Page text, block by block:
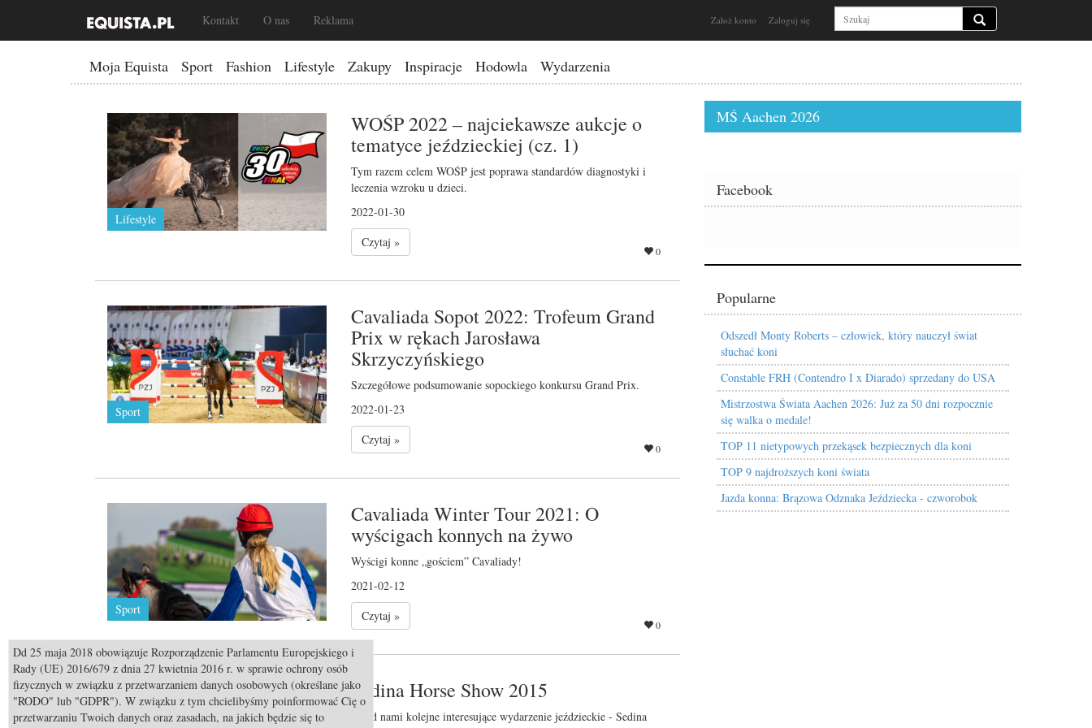
Kontakt O nas Reklama Założ konto Zaloguj się
Moja Equista Sport Fashion Lifestyle Zakupy Inspiracje Hodowla Wydarzenia
Lifestyle
WOŚP 2022 – najciekawsze aukcje o
tematyce jeździeckiej (cz. 1)
Tym razem celem WOŚP jest poprawa standardów diagnostyki i
leczenia wzroku u dzieci.
2022-01-30
Czytaj »
0
Sport
Cavaliada Sopot 2022: Trofeum Grand
Prix w rękach Jarosława
Skrzyczyńskiego
Szczegółowe podsumowanie sopockiego konkursu Grand Prix.
2022-01-23
Czytaj »
0
Sport
Cavaliada Winter Tour 2021: O
wyścigach konnych na żywo
Wyścigi konne „gościem” Cavaliady!
2021-02-12
Czytaj »
0
Sedina Horse Show 2015
Przed nami kolejne interesujące wydarzenie jeździeckie - Sedina
MŚ Aachen 2026
Facebook
Popularne
Odszedł Monty Roberts – człowiek, który nauczył świat
słuchać koni
Constable FRH (Contendro I x Diarado) sprzedany do USA
Mistrzostwa Świata Aachen 2026: Już za 50 dni rozpocznie
się walka o medale!
TOP 11 nietypowych przekąsek bezpiecznych dla koni
TOP 9 najdroższych koni świata
Jazda konna: Brązowa Odznaka Jeździecka - czworobok
Dd 25 maja 2018 obowiązuje Rozporządzenie Parlamentu Europejskiego i
Rady (UE) 2016/679 z dnia 27 kwietnia 2016 r. w sprawie ochrony osób
fizycznych w związku z przetwarzaniem danych osobowych (określane jako
"RODO" lub "GDPR"). W związku z tym chcielibyśmy poinformować Cię o
przetwarzaniu Twoich danych oraz zasadach, na jakich będzie się to